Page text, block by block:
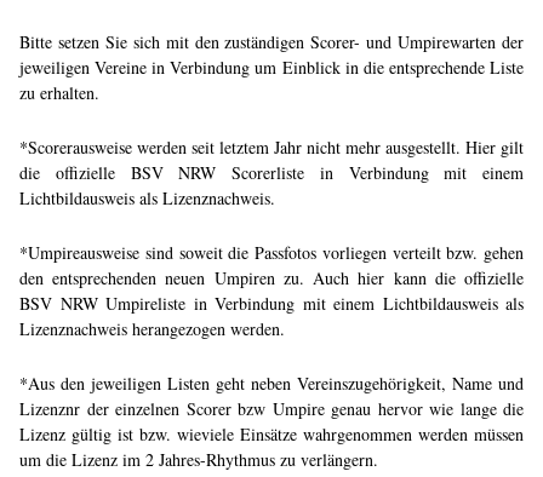
Bitte setzen Sie sich mit den zuständigen Scorer- und Umpirewarten der
jeweiligen Vereine in Verbindung um Einblick in die entsprechende Liste
zu erhalten.
*Scorerausweise werden seit letztem Jahr nicht mehr ausgestellt. Hier gilt
die offizielle BSV NRW Scorerliste in Verbindung mit einem
Lichtbildausweis als Lizenznachweis.
*Umpireausweise sind soweit die Passfotos vorliegen verteilt bzw. gehen
den entsprechenden neuen Umpiren zu. Auch hier kann die offizielle
BSV NRW Umpireliste in Verbindung mit einem Lichtbildausweis als
Lizenznachweis herangezogen werden.
*Aus den jeweiligen Listen geht neben Vereinszugehörigkeit, Name und
Lizenznr der einzelnen Scorer bzw Umpire genau hervor wie lange die
Lizenz gültig ist bzw. wieviele Einsätze wahrgenommen werden müssen
um die Lizenz im 2 Jahres-Rhythmus zu verlängern.